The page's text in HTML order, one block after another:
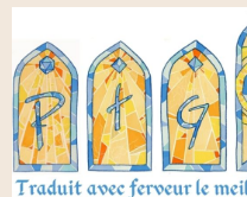
Aller
contenu
principal